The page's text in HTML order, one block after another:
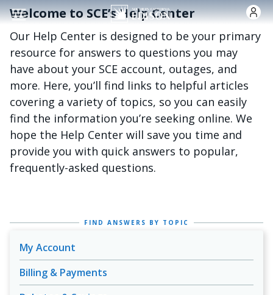
Skip to main content
Welcome to SCE’s Help Center
Our Help Center is designed to be your primary
resource for answers to questions you may
have about your SCE account, outages, and
more. Here, you’ll find links to helpful articles
covering a variety of topics, so you can easily
find the information you’re seeking online. We
hope the Help Center will save you time and
provide you with quick answers to popular,
frequently-asked questions.
FIND ANSWERS BY TOPIC
My Account
Billing & Payments